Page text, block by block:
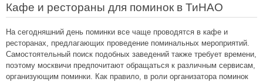
Кафе и рестораны для поминок в ТиНАО
На сегодняшний день поминки все чаще проводятся в кафе и
ресторанах, предлагающих проведение поминальных мероприятий.
Самостоятельный поиск подобных заведений также требует времени,
поэтому москвичи предпочитают обращаться к различным сервисам,
организующим поминки. Как правило, в роли организатора поминок